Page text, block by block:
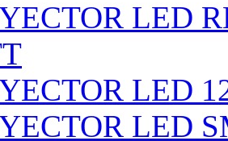
LED
LED
LED